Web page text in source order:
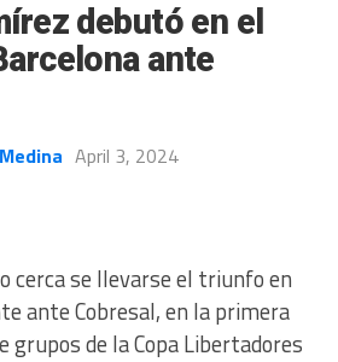
debutó en el
ante
April 3, 2024
cerca se llevarse el triunfo en
ante Cobresal, en la primera
grupos de la Copa Libertadores